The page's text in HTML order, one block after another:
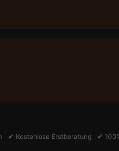
✔ Kostenlose Erstberatung ✔